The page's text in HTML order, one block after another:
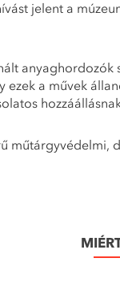
jelent a
anyaghordozók
ezek a művek
műtárgyvédelmi,